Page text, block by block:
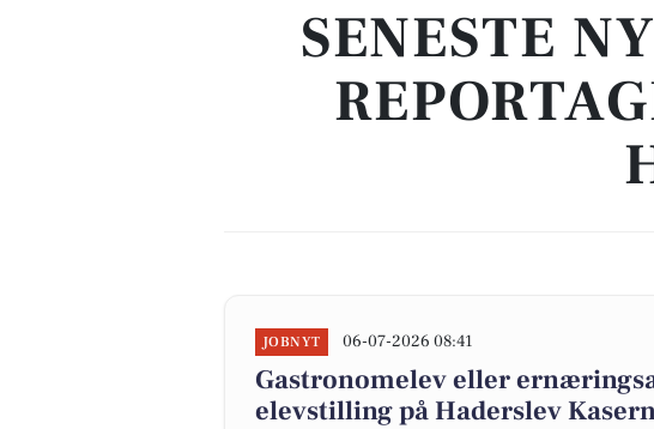
SENESTE
JOBNYT 06-07-2026 08:41
Gastronomelev eller
elevstilling på Haderslev